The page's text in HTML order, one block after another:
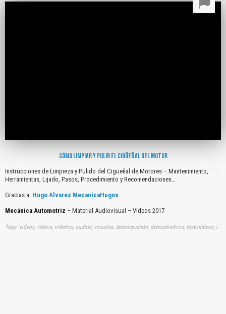
CÓMO LIMPIAR Y PULIR EL CIGÜEÑAL DEL MOTOR
Instrucciones de Limpieza y Pulido del Cigüeñal de Motores – Mantenimiento,
Herramientas, Lijado, Pasos, Procedimiento y Recomendaciones…
Gracias a: Hugo Alvarez MecanicaHugos.
Mecánica Automotriz – Material Audiovisual – Vídeos 2017
Tags: videos, vídeos, videitos, audios, visuales, demostración, demostrativos, instructivos, instrucción, audiovisuales, gratuito, gratis, instrucciones, mantenimientos, limpiezas, pulidos, ciguenales, motores, herramientas, lijados, pasos, procedimientos, recomendaciones, youtube